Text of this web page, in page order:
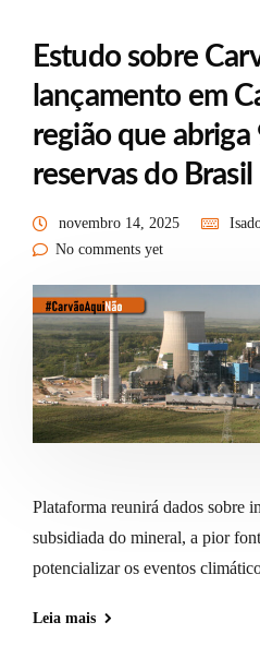
Estudo sobre
lançamento em
região que abriga
reservas do Brasil
novembro 14, 2025
No comments yet
Plataforma reunirá dados sobre
subsidiada do mineral, a pior
potencializar os eventos
Leia mais